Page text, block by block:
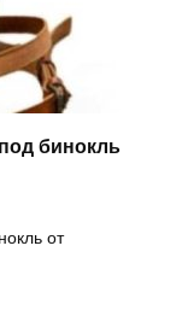
бинокль
от